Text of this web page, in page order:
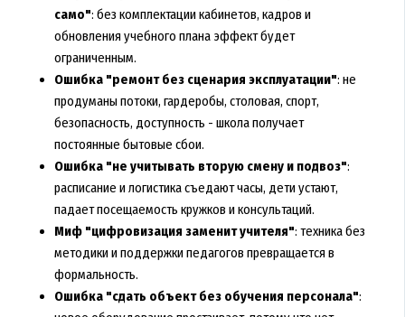
само": без комплектации кабинетов, кадров и
обновления учебного плана эффект будет
ограниченным.
Ошибка "ремонт без сценария эксплуатации": не
продуманы потоки, гардеробы, столовая, спорт,
безопасность, доступность - школа получает
постоянные бытовые сбои.
Ошибка "не учитывать вторую смену и подвоз":
расписание и логистика съедают часы, дети устают,
падает посещаемость кружков и консультаций.
Миф "цифровизация заменит учителя": техника без
методики и поддержки педагогов превращается в
формальность.
Ошибка "сдать объект без обучения персонала":